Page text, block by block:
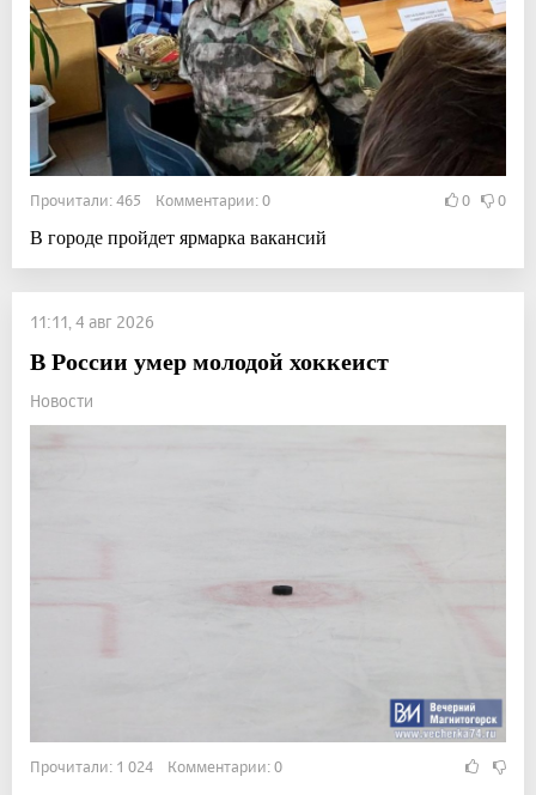
Прочитали: 465 Комментарии: 0 0 0
В городе пройдет ярмарка вакансий
11:11, 4 авг 2026
В России умер молодой хоккеист
Новости
Прочитали: 1 024 Комментарии: 0